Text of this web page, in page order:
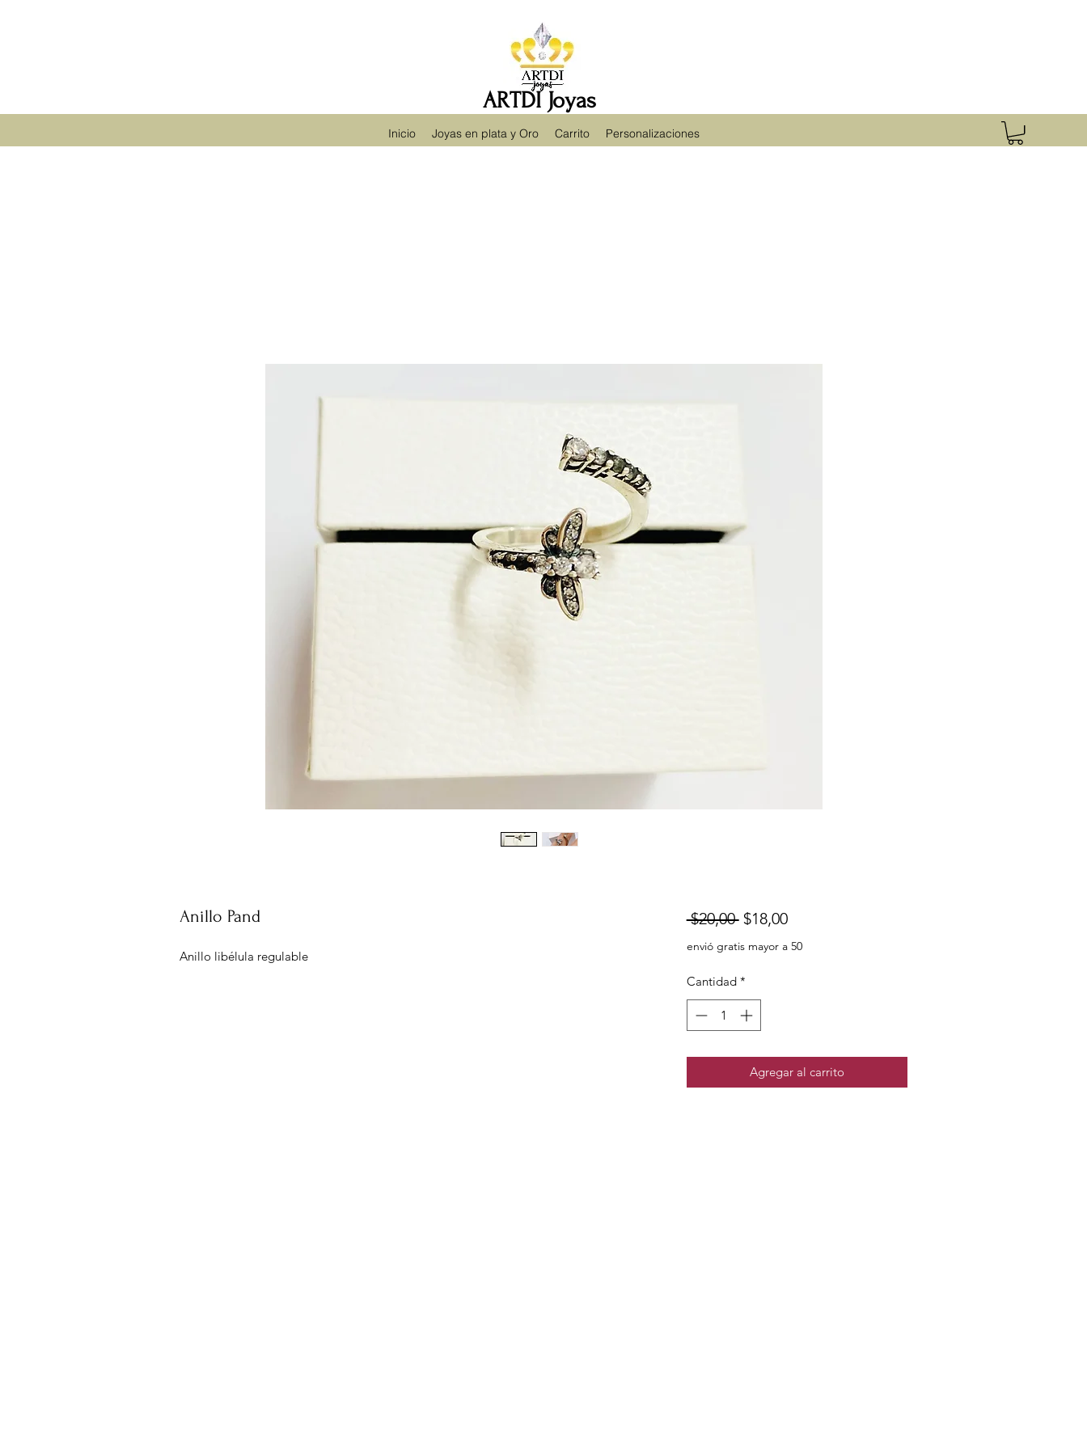
ARTDI Joyas
Inicio Joyas en plata y Oro Carrito Personalizaciones
Anillo Pand
Anillo libélula regulable
$20,00 Precio
$18,00Precio
de
envió gratis mayor a 50
Cantidad *
Agregar al carrito